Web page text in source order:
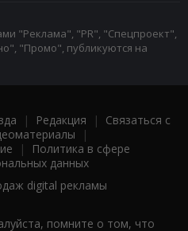
"Реклама", "PR", "Спецпроект",
"Промо", публикуются на
| Редакция | Связаться с
|
|
Политика в сфере
данных
digital рекламы
помните о том, что